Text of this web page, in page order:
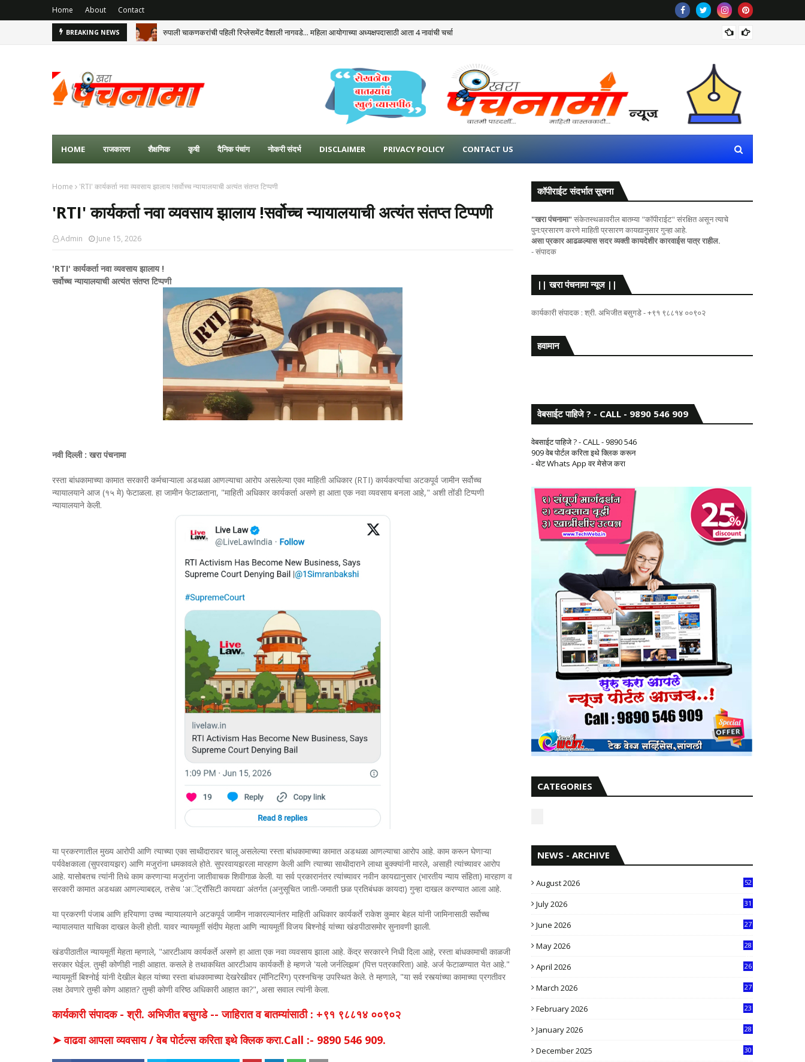
Home About Contact
BREAKING NEWS रुपाली चाकणकरांची पहिली रिप्लेसमेंट वैशाली नागवडे... महिला आयोगाच्या अध्यक्षपदासाठी आता 4 नावांची चर्चा
HOME राजकारण शैक्षणिक कृषी दैनिक पंचांग नोकरी संदर्भ DISCLAIMER PRIVACY POLICY CONTACT US
Home 'RTI' कार्यकर्ता नवा व्यवसाय झालाय !सर्वोच्च न्यायालयाची अत्यंत संतप्त टिप्पणी
'RTI' कार्यकर्ता नवा व्यवसाय झालाय !सर्वोच्च न्यायालयाची अत्यंत संतप्त टिप्पणी
Admin June 15, 2026
'RTI' कार्यकर्ता नवा व्यवसाय झालाय !
सर्वोच्च न्यायालयाची अत्यंत संतप्त टिप्पणी
नवी दिल्ली : खरा पंचनामा
रस्ता बांधकामाच्या कामात सरकारी कर्मचाऱ्याला अडथळा आणल्याचा आरोप असलेल्या एका माहिती अधिकार (RTI) कार्यकर्त्याचा अटकपूर्व जामीन सर्वोच्च
न्यायालयाने आज (१५ मे) फेटाळला. हा जामीन फेटाळताना, "माहिती अधिकार कार्यकर्ता असणे हा आता एक नवा व्यवसाय बनला आहे," अशी तोंडी टिप्पणी
न्यायालयाने केली.
या प्रकरणातील मुख्य आरोपी आणि त्याच्या एका साथीदारावर चालू असलेल्या रस्ता बांधकामाच्या कामात अडथळा आणल्याचा आरोप आहे. काम करून घेणाऱ्या
पर्यवेक्षकाला (सुपरवायझर) आणि मजुरांना धमकावले होते. सुपरवायझरला मारहाण केली आणि त्याच्या साथीदाराने लाथा बुक्क्यांनी मारले, असाही त्यांच्यावर आरोप
आहे. यासोबतच त्यांनी तिथे काम करणाऱ्या मजुरांना जातीवाचक शिवीगाळ केली. या सर्व प्रकारानंतर त्यांच्यावर नवीन कायद्यानुसार (भारतीय न्याय संहिता) मारहाण व
सरकारी कामात अडथळा आणल्याबद्दल, तसेच 'अॅट्रॉसिटी कायद्या' अंतर्गत (अनुसूचित जाती-जमाती छळ प्रतिबंधक कायदा) गुन्हा दाखल करण्यात आला आहे.
या प्रकरणी पंजाब आणि हरियाणा उच्च न्यायालयाने अटकपूर्व जामीन नाकारल्यानंतर माहिती अधिकार कार्यकर्ते राकेश कुमार बेहल यांनी जामिनासाठी सर्वोच्च
न्यायालयात याचिका दाखल केली होती. यावर न्यायमूर्ती संदीप मेहता आणि न्यायमूर्ती विजय बिश्नोई यांच्या खंडपीठासमोर सुनावणी झाली.
खंडपीठातील न्यायमूर्ती मेहता म्हणाले, "आरटीआय कार्यकर्ते असणे हा आता एक नवा व्यवसाय झाला आहे. केंद्र सरकारने निधी दिला आहे, रस्ता बांधकामाची काळजी
सरकार घेईल. तुम्ही कोणीही नाही आहात. कसले हे तथाकथित आरटीआय कार्यकर्ते! हे म्हणजे 'यलो जर्नलिझम' (पित्त पत्रकारिता) आहे. अर्ज फेटाळण्यात येत आहे."
न्यायमूर्ती बिश्नोई यांनी देखील बेहल यांच्या रस्ता बांधकामाच्या देखरेखीवर (मॉनिटरिंग) प्रश्नचिन्ह उपस्थित केले. ते म्हणाले, "या सर्व रस्त्यांच्या कामाच्या प्रगतीवर
लक्ष ठेवणारे तुम्ही कोण आहात? तुम्ही कोणी वरिष्ठ अधिकारी आहात का?", असा सवाल त्यांनी केला.
कार्यकारी संपादक - श्री. अभिजीत बसुगडे -- जाहिरात व बातम्यांसाठी : +९१ ९८८१४ ००९०२
➤ वाढवा आपला व्यवसाय / वेब पोर्टल्स करिता इथे क्लिक करा.Call :- 9890 546 909.
कॉपीराईट संदर्भात सूचना
"खरा पंचनामा"संकेतस्थळावरील बातम्या "कॉपीराईट" संरक्षित असून त्याचे
पुन:प्रसारण करणे माहिती प्रसारण कायद्यानुसार गुन्हा आहे.
असा प्रकार आढळल्यास सदर व्यक्ती कायदेशीर कारवाईस पात्र राहील.
- संपादक
|| खरा पंचनामा न्यूज ||
कार्यकारी संपादक : श्री. अभिजीत बसुगडे - +९१ ९८८१४ ००९०२
हवामान
वेबसाईट पाहिजे ? - CALL - 9890 546 909
वेबसाईट पाहिजे ? - CALL - 9890 546
909 वेब पोर्टल करिता इथे क्लिक करून
- थेट Whats App वर मेसेज करा
CATEGORIES
NEWS - ARCHIVE
August 2026 52
July 2026
31
June 2026
27
May 2026
28
April 2026
26
March 2026
27
February 2026
23
January 2026
28
December 2025
30